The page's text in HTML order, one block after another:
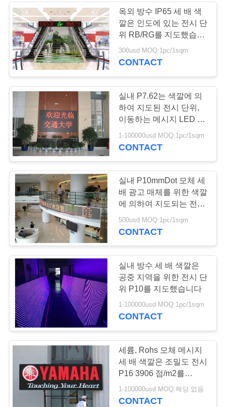
공
장
여
행
품
질
관
COMPANY
NEWS
맵
PRIVACY
POLICY
실내 led 스크린
108
지도된 광고 게시판
65
비디오 벽 임대를 주
도
택시 발광 다이오드
표시
64
옥외 방수 IP65 세 배 색
깔은 인도에 있는 전시 단
위 RB/RG를 지도했습니
다
300usd MOQ:1pc/1sqm
CONTACT
실내 P7.62는 색깔에 의
하여 지도된 전시 단위,
이동하는 메시지 LED 표
시 17222 점/m2를 골라
냅니다
1-100000usd MOQ:1pc/1sqm
CONTACT
실내 P10mmDot 모체 세
배 광고 매체를 위한 색깔
에 의하여 지도되는 전시
단위
500usd MOQ:1pc/1sqm
CONTACT
실내 방수 세 배 색깔은
공중 지역을 위한 전시 단
위 P10를 지도했습니다
1-100000usd MOQ:1pc/1sqm
CONTACT
세륨, Rohs 모체 메시지
세 배 색깔은 조밀도 전시
P16 3906 점/m2를
2R1G 지도했습니다
1-100000usd MOQ:해당 없음
CONTACT